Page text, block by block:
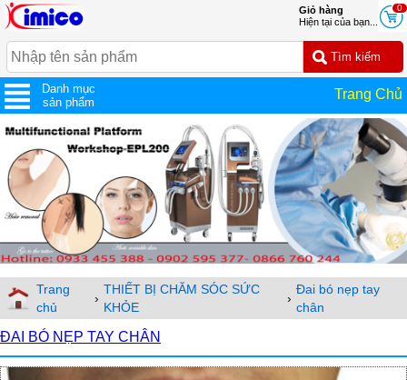
0
Giỏ hàng
Hiện tại của bạn...
Danh mục
sản phẩm
Trang Chủ
Trang
chủ
›
THIẾT BỊ CHĂM SÓC SỨC
KHỎE
›
Đai bó nẹp tay
chân
ĐAI BÓ NẸP TAY CHÂN